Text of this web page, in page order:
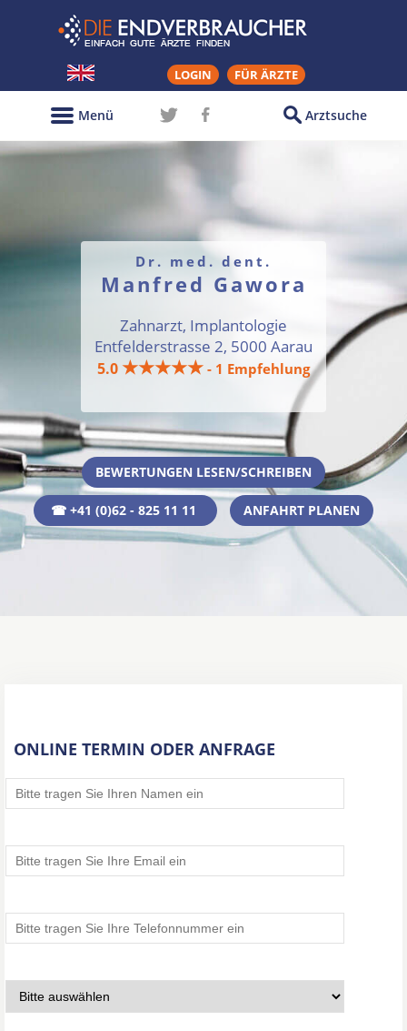
LOGIN FÜR ÄRZTE
Arztsuche
Menü
Dr. med. dent.
Manfred Gawora
Zahnarzt, Implantologie
Entfelderstrasse 2, 5000 Aarau
5.0★★★★★ - 1 Empfehlung
BEWERTUNGEN LESEN/SCHREIBEN
☎ +41 (0)62 - 825 11 11 ANFAHRT PLANEN
ONLINE TERMIN ODER ANFRAGE